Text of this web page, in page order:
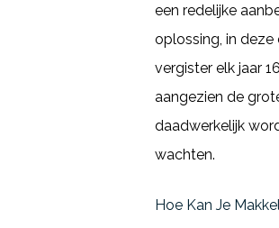
een redelijke
oplossing, in
vergister elk jaar
aangezien de
daadwerkelijk
wachten.
Hoe Kan Je